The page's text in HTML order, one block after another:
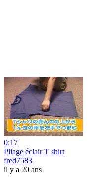
0:17
Pliage éclair T shirt
fred7583
il y a 20 ans